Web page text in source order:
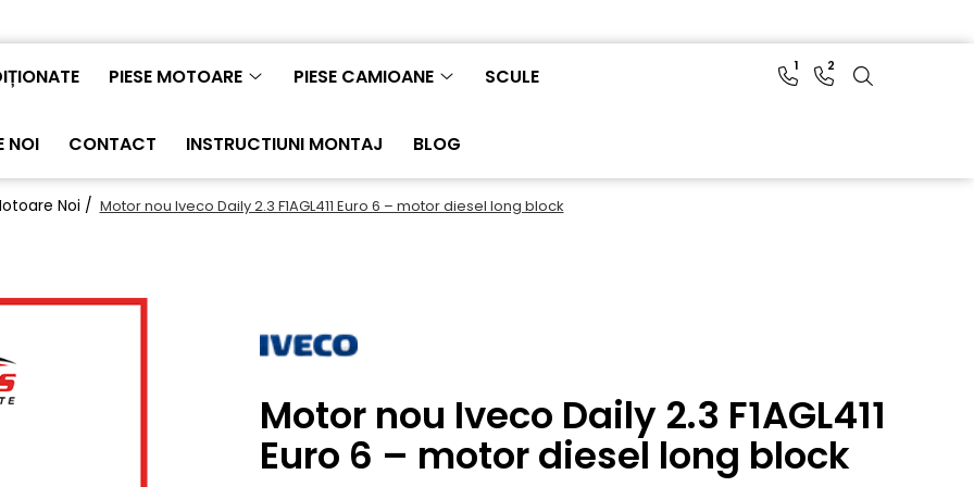
PIESE MOTOARE PIESE CAMIOANE SCULE
NOI CONTACT INSTRUCTIUNI MONTAJ BLOG
1 2
Noi / Motor nou Iveco Daily 2.3 F1AGL411 Euro 6 – motor diesel long block
Motor nou Iveco Daily 2.3 F1AGL411
Euro 6 – motor diesel long block